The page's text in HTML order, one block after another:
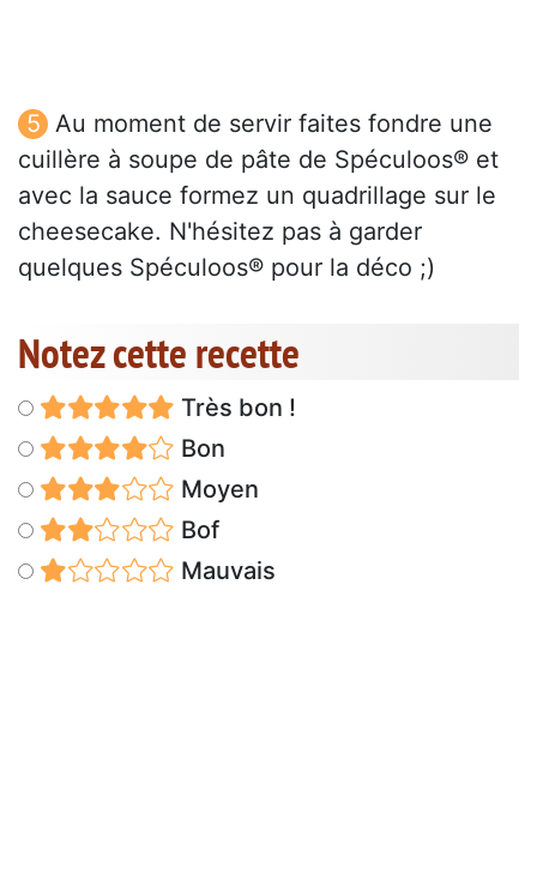
Au moment de servir faites fondre une
cuillère à soupe de pâte de Spéculoos® et
avec la sauce formez un quadrillage sur le
cheesecake. N'hésitez pas à garder
quelques Spéculoos® pour la déco ;)
Notez cette recette
Très bon !
Bon
Moyen
Bof
Mauvais